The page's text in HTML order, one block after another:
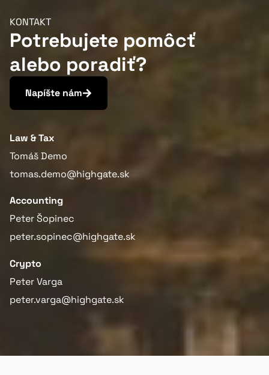
KONTAKT
Potrebujete pomôcť
alebo poradiť?
Napíšte nám
Law & Tax
Tomáš Demo
tomas.demo@highgate.sk
Accounting
Peter Šopinec
peter.sopinec@highgate.sk
Crypto
Peter Varga
peter.varga@highgate.sk